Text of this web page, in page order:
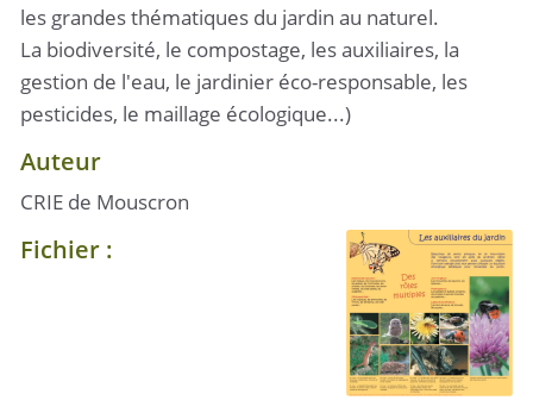
les grandes thématiques du jardin au naturel.
La biodiversité, le compostage, les auxiliaires, la
gestion de l'eau, le jardinier éco-responsable, les
pesticides, le maillage écologique...)
Auteur
CRIE de Mouscron
Fichier :